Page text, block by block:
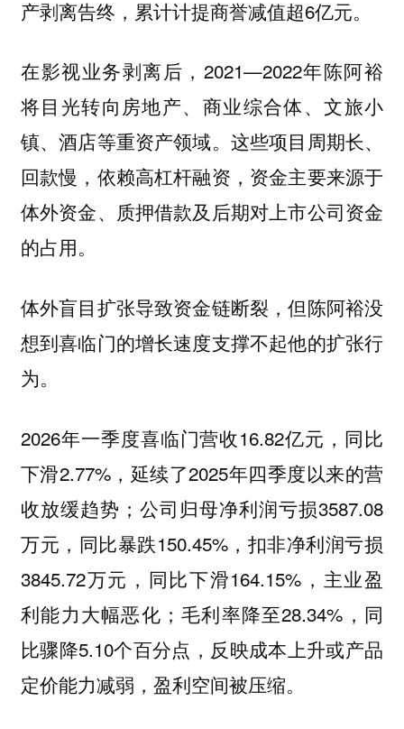
产剥离告终，累计计提商誉减值超6亿元。
在影视业务剥离后，2021—2022年陈阿裕
将目光转向房地产、商业综合体、文旅小
镇、酒店等重资产领域。这些项目周期长、
回款慢，依赖高杠杆融资，资金主要来源于
体外资金、质押借款及后期对上市公司资金
的占用。
体外盲目扩张导致资金链断裂，但陈阿裕没
想到喜临门的增长速度支撑不起他的扩张行
为。
2026年一季度喜临门营收16.82亿元，同比
下滑2.77%，延续了2025年四季度以来的营
收放缓趋势；公司归母净利润亏损3587.08
万元，同比暴跌150.45%，扣非净利润亏损
3845.72万元，同比下滑164.15%，主业盈
利能力大幅恶化；毛利率降至28.34%，同
比骤降5.10个百分点，反映成本上升或产品
定价能力减弱，盈利空间被压缩。